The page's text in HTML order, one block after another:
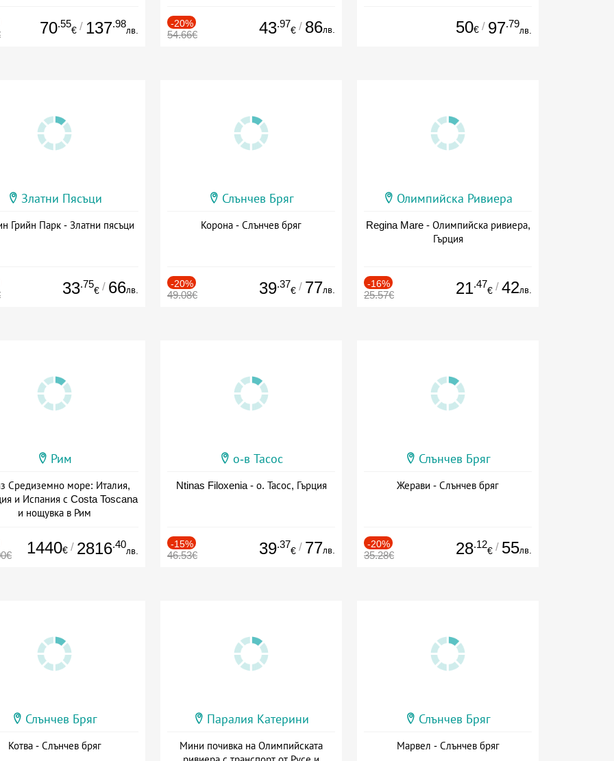
70.55
€ / 137.98
лв.
-20%
54.66€ 43.97
€ / 86лв. 50€ / 97.79
лв.
Златни Пясъци
Грийн Парк - Златни пясъци
33.75
€ / 66лв.
Слънчев Бряг
Корона - Слънчев бряг
-20%
49.08€ 39.37
€ / 77лв.
Олимпийска Ривиера
Regina Mare - Олимпийска ривиера,
Гърция
-16%
25.57€ 21.47
€ / 42лв.
Рим
Средиземно море: Италия,
и Испания с Costa Toscana
и нощувка в Рим
1440€ / 2816.40
лв.
о-в Тасос
Ntinas Filoxenia - о. Тасос, Гърция
-15%
46.53€ 39.37
€ / 77лв.
Слънчев Бряг
Жерави - Слънчев бряг
-20%
35.28€ 28.12
€ / 55лв.
Слънчев Бряг
Котва - Слънчев бряг
Паралия Катерини
Мини почивка на Олимпийската
Слънчев Бряг
Марвел - Слънчев бряг